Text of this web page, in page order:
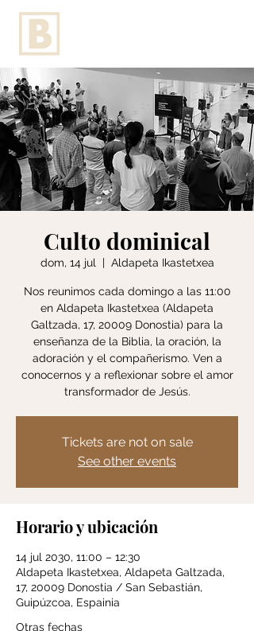
Culto dominical
dom, 14 jul
  |
Aldapeta Ikastetxea
Nos reunimos cada domingo a las 11:00
en Aldapeta Ikastetxea (Aldapeta
Galtzada, 17, 20009 Donostia) para la
enseñanza de la Biblia, la oración, la
adoración y el compañerismo. Ven a
conocernos y a reflexionar sobre el amor
transformador de Jesús.
Tickets are not on sale
See other events
Horario y ubicación
14 jul 2030, 11:00 – 12:30
Aldapeta Ikastetxea, Aldapeta Galtzada,
17, 20009 Donostia / San Sebastián,
Guipúzcoa, Espainia
Otras fechas